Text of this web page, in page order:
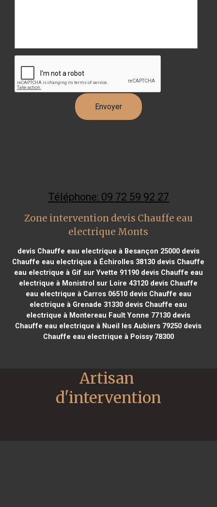
Téléphone: 09 72 59 92 27
Zone intervention devis Chauffe eau
electrique Monts
devis Chauffe eau electrique à Besançon 25000devis
Chauffe eau electrique à Échirolles 38130 devis Chauffe
eau electrique à Gif sur Yvette 91190devis Chauffe eau
electrique à Monistrol sur Loire 43120 devis Chauffe
eau electrique à Carros 06510devis Chauffe eau
electrique à Grenade 31330 devis Chauffe eau
electrique à Montereau Fault Yonne 77130 devis
Chauffe eau electrique à Nueil les Aubiers 79250 devis
Chauffe eau electrique à Poissy 78300
Artisan
d'intervention